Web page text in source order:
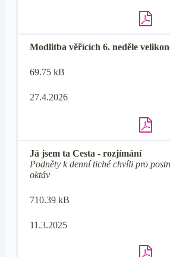
Modlitba věřících 6. neděle
69.75 kB
27.4.2026
Já jsem ta Cesta - rozjímání
Podněty k denní tiché chvíli pro
oktáv
710.39 kB
11.3.2025